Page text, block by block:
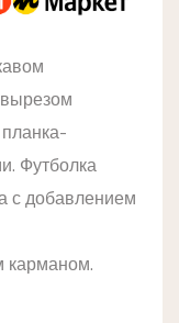
вырезом
Футболка
с добавлением
карманом.